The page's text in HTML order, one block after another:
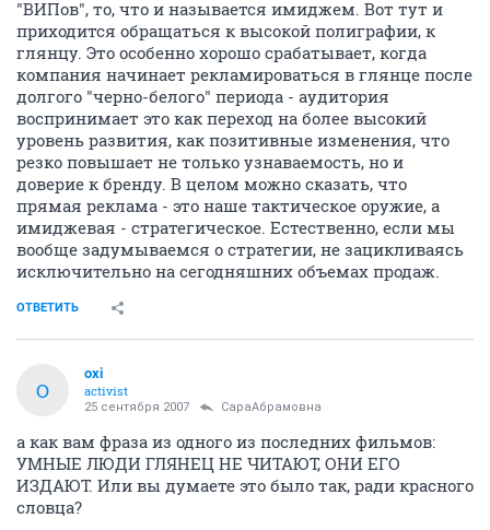
"ВИПов", то, что и называется имиджем. Вот тут и
приходится обращаться к высокой полиграфии, к
глянцу. Это особенно хорошо срабатывает, когда
компания начинает рекламироваться в глянце после
долгого "черно-белого" периода - аудитория
воспринимает это как переход на более высокий
уровень развития, как позитивные изменения, что
резко повышает не только узнаваемость, но и
доверие к бренду. В целом можно сказать, что
прямая реклама - это наше тактическое оружие, а
имиджевая - стратегическое. Естественно, если мы
вообще задумываемся о стратегии, не зацикливаясь
исключительно на сегодняшних объемах продаж.
ОТВЕТИТЬ
O
oxi
activist
25 сентября 2007 СараАбрамовна
а как вам фраза из одного из последних фильмов:
УМНЫЕ ЛЮДИ ГЛЯНЕЦ НЕ ЧИТАЮТ, ОНИ ЕГО
ИЗДАЮТ. Или вы думаете это было так, ради красного
словца?